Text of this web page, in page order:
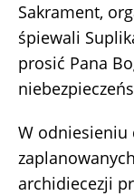
Sakrament,
śpiewali
prosić Pana
W odniesieniu
archidiecezji